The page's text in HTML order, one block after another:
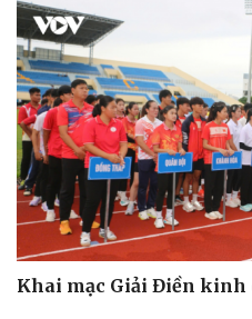
Khai mạc Giải Điền kinh